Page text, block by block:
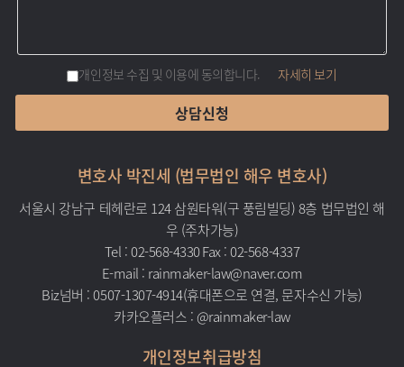
개인정보 수집 및 이용에 동의합니다. 자세히 보기
변호사 박진세 (법무법인 해우 변호사)
서울시 강남구 테헤란로 124 삼원타워(구 풍림빌딩) 8층 법무법인 해
우 (주차가능)
Tel :02-568-4330Fax : 02-568-4337
E-mail : rainmaker-law@naver.com
Biz넘버 :0507-1307-4914(휴대폰으로 연결, 문자수신 가능)
카카오플러스 : @rainmaker-law
개인정보취급방침